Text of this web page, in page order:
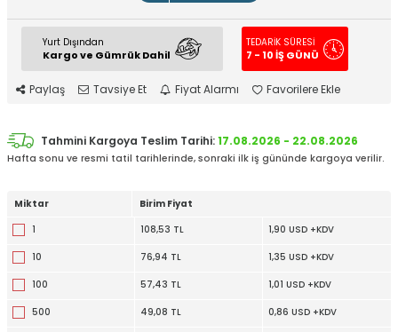
Yurt Dışından
Kargo ve Gümrük Dahil
TEDARİK SÜRESİ
7 - 10 İŞ GÜNÜ
Paylaş Tavsiye Et Fiyat Alarmı Favorilere Ekle
Tahmini Kargoya Teslim Tarihi:17.08.2026 - 22.08.2026
Hafta sonu ve resmi tatil tarihlerinde, sonraki ilk iş gününde kargoya verilir.
Miktar
Birim Fiyat
1
108,53 TL 1,90 USD +KDV
10 76,94 TL 1,35 USD +KDV
100 57,43 TL 1,01 USD +KDV
500 49,08 TL 0,86 USD +KDV